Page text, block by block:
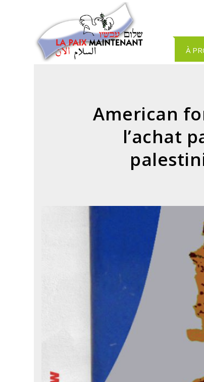
À
American
l’achat